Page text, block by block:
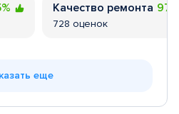
Качество ремонта
728 оценок
еще